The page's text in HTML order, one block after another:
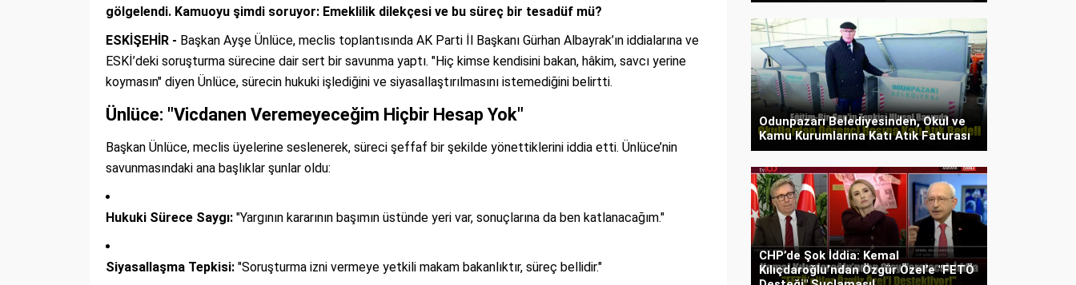
gölgelendi. Kamuoyu şimdi soruyor: Emeklilik dilekçesi ve bu süreç bir tesadüf mü?
ESKİŞEHİR - Başkan Ayşe Ünlüce, meclis toplantısında AK Parti İl Başkanı Gürhan Albayrak’ın iddialarına ve
ESKİ’deki soruşturma sürecine dair sert bir savunma yaptı. "Hiç kimse kendisini bakan, hâkim, savcı yerine
koymasın" diyen Ünlüce, sürecin hukuki işlediğini ve siyasallaştırılmasını istemediğini belirtti.
Ünlüce: "Vicdanen Veremeyeceğim Hiçbir Hesap Yok"
Başkan Ünlüce, meclis üyelerine seslenerek, süreci şeffaf bir şekilde yönettiklerini iddia etti. Ünlüce’nin
savunmasındaki ana başlıklar şunlar oldu:
Hukuki Sürece Saygı: "Yargının kararının başımın üstünde yeri var, sonuçlarına da ben katlanacağım."
Siyasallaşma Tepkisi: "Soruşturma izni vermeye yetkili makam bakanlıktır, süreç bellidir."
Odunpazarı Belediyesinden, Okul ve
Kamu Kurumlarına Katı Atık Faturası
CHP’de Şok İddia: Kemal
Kılıçdaroğlu’ndan Özgür Özel’e "FETÖ